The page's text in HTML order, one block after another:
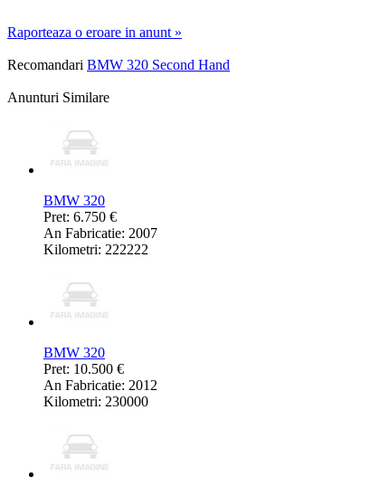
Raporteaza o eroare in anunt »
Recomandari BMW 320 Second Hand
Anunturi Similare
BMW 320
Pret: 6.750 €
An Fabricatie: 2007
Kilometri: 222222
BMW 320
Pret: 10.500 €
An Fabricatie: 2012
Kilometri: 230000